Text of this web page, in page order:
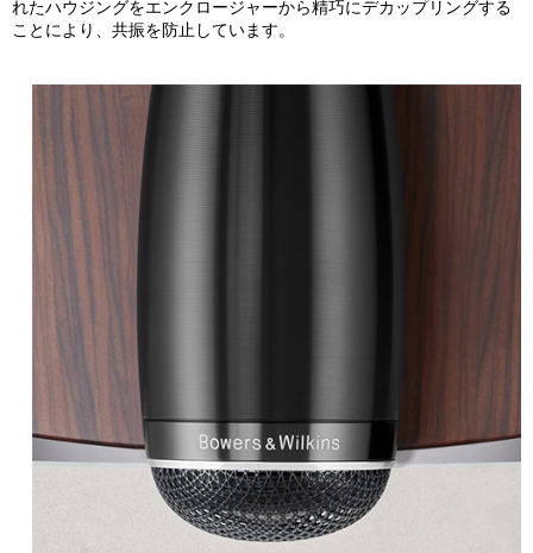
れたハウジングをエンクロージャーから精巧にデカップリングする
ことにより、共振を防止しています。